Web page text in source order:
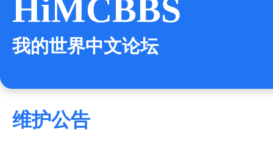
HiMCBBS
我的世界中文论坛
维护公告